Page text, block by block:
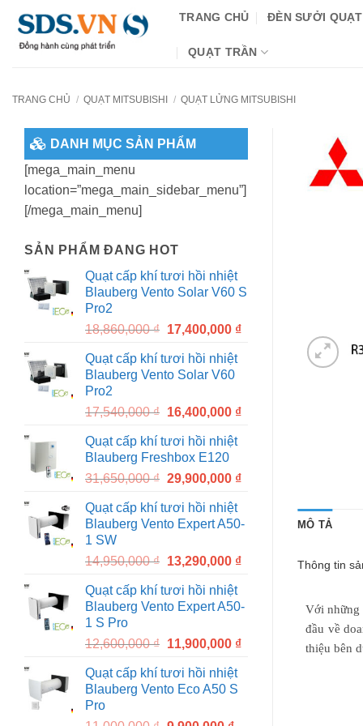
qua
TRANG CHỦ ĐÈN SƯỞI
QUẠT TRẦN
TRANG CHỦ / QUẠT MITSUBISHI / QUẠT LỬNG MITSUBISHI
DANH MỤC SẢN PHẨM
[mega_main_menu
location=”mega_main_sidebar_menu”]
[/mega_main_menu]
SẢN PHẨM ĐANG HOT
Quạt cấp khí tươi hồi nhiệt
Blauberg Vento Solar V60 S
Pro2
18,860,000₫ Original
was:
18,860,000 ₫.
17,400,000 ₫Current
Quạt cấp khí tươi hồi nhiệt
Blauberg Vento Solar V60
Pro2
17,540,000₫ Original
was:
17,540,000 ₫.
16,400,000 ₫Current
Quạt cấp khí tươi hồi nhiệt
Blauberg Freshbox E120
31,650,000₫ Original
was:
31,650,000 ₫.
29,900,000 ₫Current
29,900,000 ₫.
Quạt cấp khí tươi hồi nhiệt
Blauberg Vento Expert A50-
1 SW
14,950,000₫ Original
was:
14,950,000 ₫.
13,290,000 ₫Current
13,290,000 ₫.
Quạt cấp khí tươi hồi nhiệt
Blauberg Vento Expert A50-
1 S Pro
12,600,000₫ Original
was:
12,600,000 ₫.
11,900,000 ₫Current
Quạt cấp khí tươi hồi nhiệt
Blauberg Vento Eco A50 S
Pro
MÔ TẢ
Thông tin
Với những
đầu về
thiệu bên